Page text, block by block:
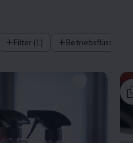
Filter (1)